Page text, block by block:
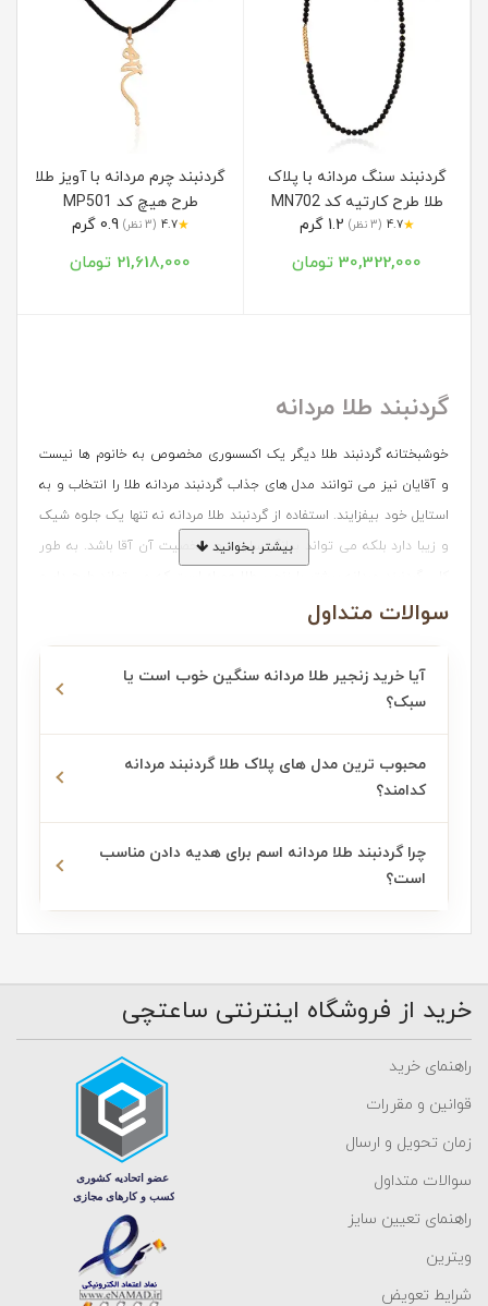
گردنبند سنگ مردانه با پلاک
طلا طرح کارتیه کد MN702
★
4.7 (3 نظر)
30,322,000 تومان
گردنبند چرم مردانه با آویز طلا
طرح هیچ کد MP501
★
4.7 (3 نظر) 0.9 گرم
21,618,000 تومان
گردنبند طلا مردانه
خوشبختانه گردنبند طلا دیگر یک اکسسوری مخصوص به خانوم ها نیست
و آقایان نیز می توانند مدل های جذاب گردنبند مردانه طلا را انتخاب و به
استایل خود بیفزایند. استفاده از گردنبند طلا مردانه نه تنها یک جلوه شیک
و زیبا دارد بلکه می تواند بیانگر سلیقه و شخصیت آن آقا باشد. به طور
یا ساده باشد. البته مدل های پلاک طلا هم موجود هستند که فرد با سلیقه
و متنوع از این مدل ها، می توانید ازگالری آقایان ما دیدن فرمایید.
آشنایی با انواع گردنبند مردانه طلا
یکی از پرطرفدارترین مدل های گردنبند طلا مردانه که از یک زنجیر ساده،
است که بدنه گردنبند می تواند از جنس چرم، طلا و غیره باشد.
برند خوش نام کارتیه در حوزه اکسسوری طلا مردانه هم نقش آفرینی
خوبی داشته است و گردنبندهای طلا مردانه خود را که از حلقه های گرد یا
مربعی شکل یکسان تشکیل شده اند را به میدان آورده است. این حلقه
های بهم متصل باعث شده تا جلوه ای مدرن داشته باشند و استحکام بالای
این مدل ها آن را به انتخابی جذاب برای آقایان تبدیل کرده است.
بیشتر بخوانید
سوالات متداول
آیا خرید زنجیر طلا مردانه سنگین خوب است یا
سبک؟
محبوب ترین مدل های پلاک طلا گردنبند مردانه
کدامند؟
چرا گردنبند طلا مردانه اسم برای هدیه دادن مناسب
است؟
خرید از فروشگاه اینترنتی ساعتچی
راهنمای خرید
قوانین و مقررات
زمان تحویل و ارسال
سوالات متداول
راهنمای تعیین سایز
ویترین
شرایط تعویض